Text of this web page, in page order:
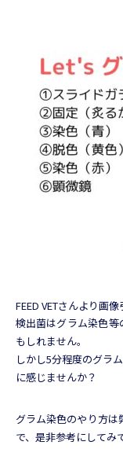
FEED VETさんより画像
検出菌はグラム染色
もしれません。
しかし5分程度のグラ
に感じませんか？
グラム染色のやり方
で、是非参考にしてみ